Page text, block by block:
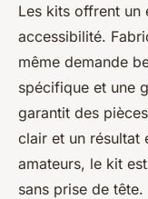
Les kits offrent un
accessibilité.
même demande
spécifique et une
garantit des
clair et un résultat
amateurs, le kit
sans prise de tête.